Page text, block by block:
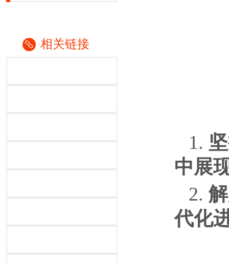
相关链接
1.
中展
2.
代化